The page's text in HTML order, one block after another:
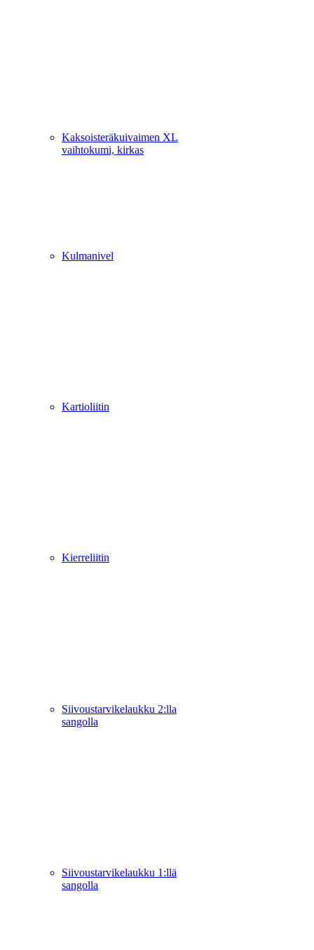
Kaksoisteräkuivaimen XL
vaihtokumi, kirkas
Kulmanivel
Kartioliitin
Kierreliitin
Siivoustarvikelaukku 2:lla
sangolla
Siivoustarvikelaukku 1:llä
sangolla